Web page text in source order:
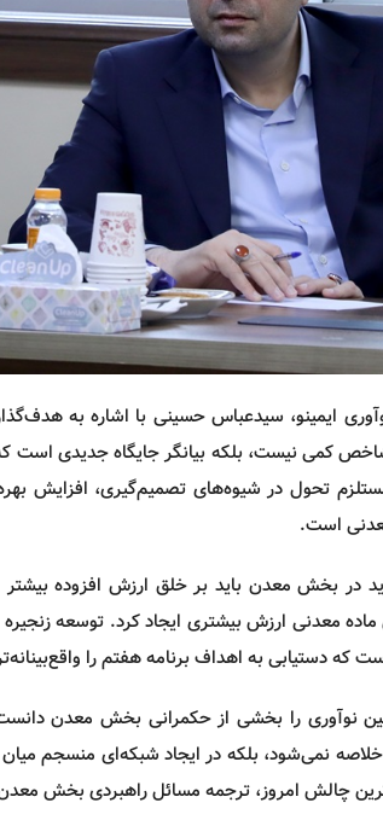
ایمینو، سیدعباس حسینی با اشاره به
کمی نیست، بلکه بیانگر جایگاه جدیدی
تحول در شیوه‌های تصمیم‌گیری، افزایش
است.
در بخش معدن باید بر خلق ارزش افزوده
ماده معدنی ارزش بیشتری ایجاد کرد. توسعه
که دستیابی به اهداف برنامه هفتم را
نوآوری را بخشی از حکمرانی بخش معدن
خلاصه نمی‌شود، بلکه در ایجاد شبکه‌ای منسجم
چالش امروز، ترجمه مسائل راهبردی بخش